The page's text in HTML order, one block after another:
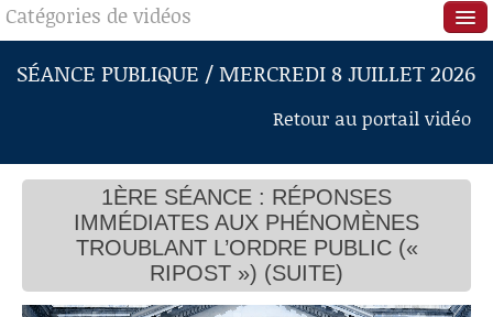
ACCUEIL
EN DIRECT
RECHERCHE
AIDE À LA DÉCOUPE
DE VIDÉOS
Catégories de vidéos
Séance publique
Questions au Gouvernement
Commissions
Présidence
Évènements
Connaissance, Histoire
SÉANCE PUBLIQUE / MERCREDI 8 JUILLET 2026
Retour au portail vidéo
1ÈRE SÉANCE : RÉPONSES
IMMÉDIATES AUX PHÉNOMÈNES
TROUBLANT L’ORDRE PUBLIC («
RIPOST ») (SUITE)